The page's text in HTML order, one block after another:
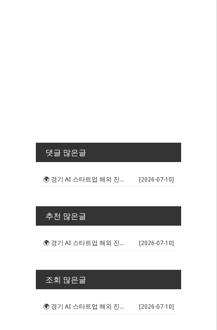
댓글 많은글
🌍 경기 AI 스타트업 해외 진출 판... [2026-07-10]
추천 많은글
🌍 경기 AI 스타트업 해외 진출 판... [2026-07-10]
조회 많은글
🌍 경기 AI 스타트업 해외 진출 판... [2026-07-10]